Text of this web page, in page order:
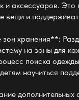
и аксессуаров. Это
вещи и
хранения**:
на зоны для
поиска
научиться
дополнительных